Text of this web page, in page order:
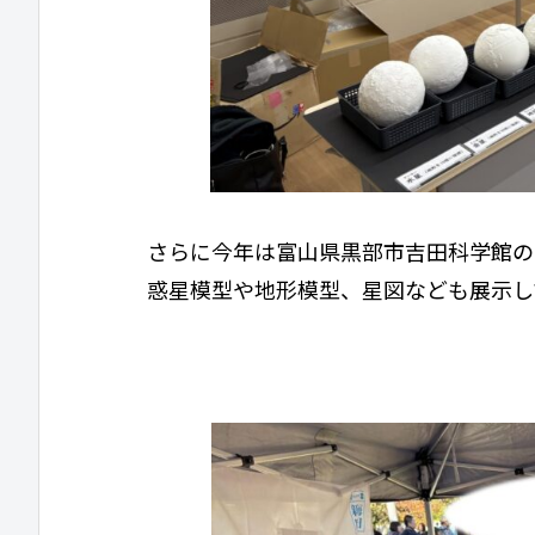
さらに今年は富山県黒部市吉田科学館
惑星模型や地形模型、星図なども展示